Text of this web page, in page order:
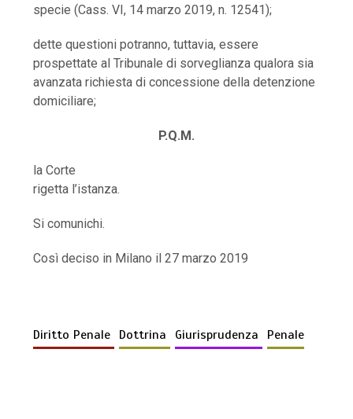
specie (Cass. VI, 14 marzo 2019, n. 12541);
dette questioni potranno, tuttavia, essere
prospettate al Tribunale di sorveglianza qualora sia
avanzata richiesta di concessione della detenzione
domiciliare;
P.Q.M.
la Corte
rigetta l’istanza.
Si comunichi.
Così deciso in Milano il 27 marzo 2019
Diritto Penale Dottrina Giurisprudenza Penale